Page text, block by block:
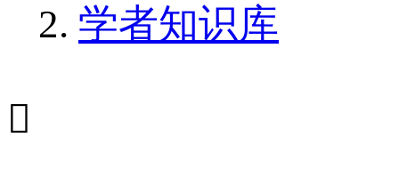
学者知识库
